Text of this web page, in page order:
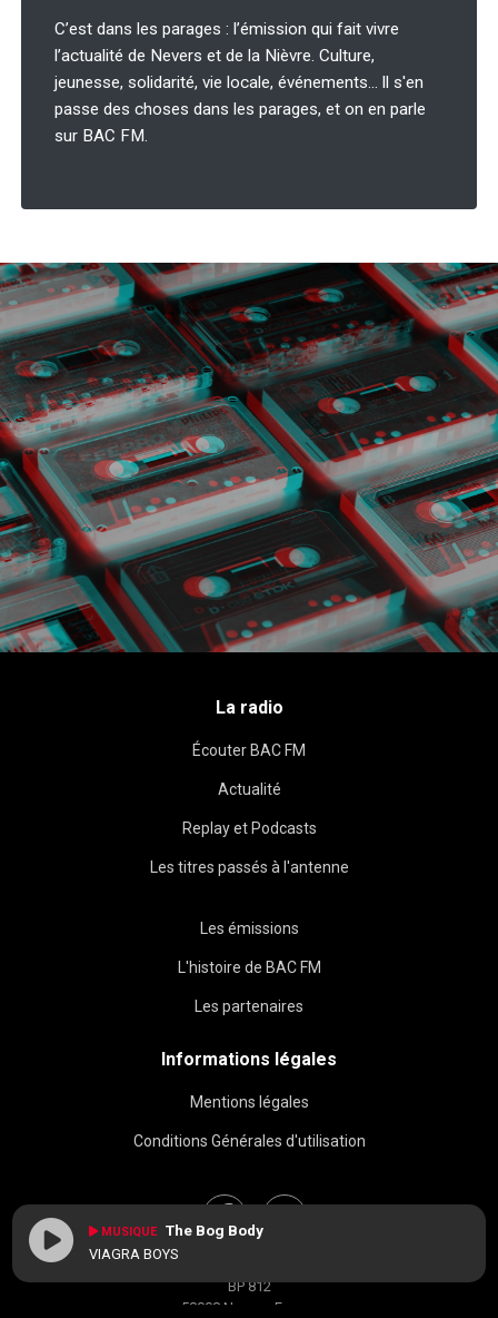
C’est dans les parages : l’émission qui fait vivre
l’actualité de Nevers et de la Nièvre. Culture,
jeunesse, solidarité, vie locale, événements… ll s'en
passe des choses dans les parages, et on en parle
sur BAC FM.
La radio
Écouter BAC FM
Actualité
Replay et Podcasts
Les titres passés à l'antenne
Les émissions
L'histoire de BAC FM
Les partenaires
Informations légales
Mentions légales
Conditions Générales d'utilisation
BP 812
58008 Nevers, France
MUSIQUE The Bog Body
VIAGRA BOYS